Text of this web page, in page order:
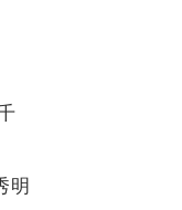
明